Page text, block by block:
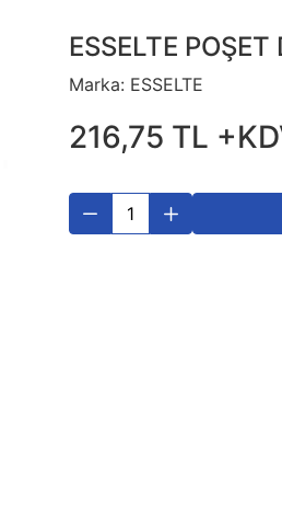
ESSELTE
Marka: ESSELTE
216,75 TL